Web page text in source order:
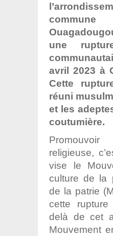
une
avril 2023 à
Cette
réuni
et les
coutumière.
religieuse,
vise le
culture de la
de la patrie
cette rupture
delà de cet
Mouvement